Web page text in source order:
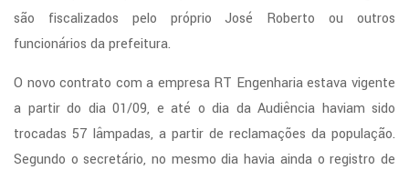
são fiscalizados pelo próprio José Roberto ou outros
funcionários da prefeitura.
O novo contrato com a empresa RT Engenharia estava vigente
a partir do dia 01/09, e até o dia da Audiência haviam sido
trocadas 57 lâmpadas, a partir de reclamações da população.
Segundo o secretário, no mesmo dia havia ainda o registro de